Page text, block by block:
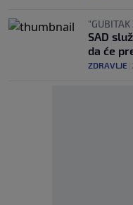
"GUBITAK
SAD
da će
ZDRAVLJE